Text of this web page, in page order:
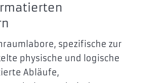
spezifische zur
physische und logische
Abläufe,